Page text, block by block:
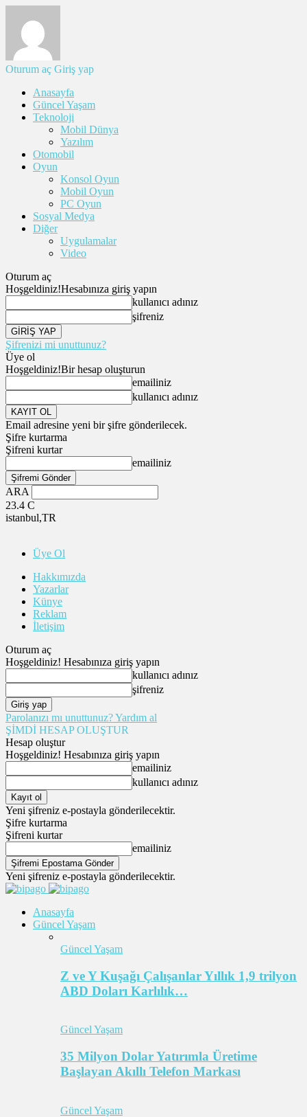
Oturum aç Giriş yap
Anasayfa
Güncel Yaşam
Teknoloji
Mobil Dünya
Yazılım
Otomobil
Oyun
Konsol Oyun
Mobil Oyun
PC Oyun
Sosyal Medya
Diğer
Uygulamalar
Video
Oturum aç
Hoşgeldiniz!Hesabınıza giriş yapın
kullanıcı adınız
şifreniz
Şifrenizi mi unuttunuz?
Üye ol
Hoşgeldiniz!Bir hesap oluşturun
emailiniz
kullanıcı adınız
Email adresine yeni bir şifre gönderilecek.
Şifre kurtarma
Şifreni kurtar
emailiniz
ARA
23.4 C
istanbul,TR
Üye Ol
Hakkımızda
Yazarlar
Künye
Reklam
İletişim
Oturum aç
Hoşgeldiniz! Hesabınıza giriş yapın
kullanıcı adınız
şifreniz
Parolanızı mı unuttunuz? Yardım al
ŞİMDİ HESAP OLUŞTUR
Hesap oluştur
Hoşgeldiniz! Hesabınıza giriş yapın
emailiniz
kullanıcı adınız
Yeni şifreniz e-postayla gönderilecektir.
Şifre kurtarma
Şifreni kurtar
emailiniz
Yeni şifreniz e-postayla gönderilecektir.
Anasayfa
Güncel Yaşam
Güncel Yaşam
Z ve Y Kuşağı Çalışanlar Yıllık 1,9 trilyon
ABD Doları Karlılık…
Güncel Yaşam
35 Milyon Dolar Yatırımla Üretime
Başlayan Akıllı Telefon Markası
Güncel Yaşam